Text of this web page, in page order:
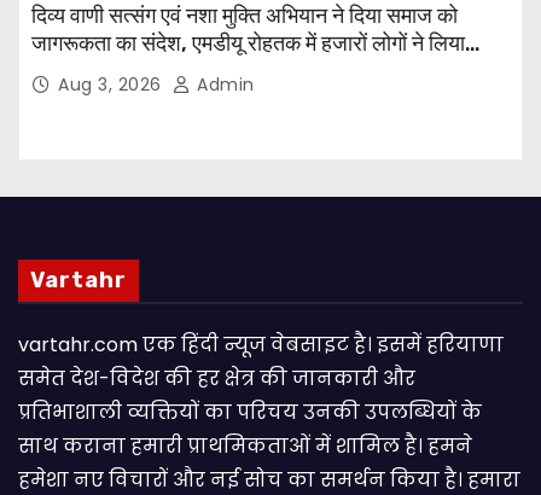
दिव्य वाणी सत्संग एवं नशा मुक्ति अभियान ने दिया समाज को
जागरूकता का संदेश, एमडीयू रोहतक में हजारों लोगों ने लिया
संकल्पAug 3, 2026 Admin
Vartahr
vartahr.com एक हिंदी न्यूज वेबसाइट है। इसमें हरियाणा
समेत देश-विदेश की हर क्षेत्र की जानकारी और
प्रतिभाशाली व्यक्तियों का परिचय उनकी उपलब्धियों के
साथ कराना हमारी प्राथमिकताओं में शामिल है। हमने
हमेशा नए विचारों और नई सोच का समर्थन किया है। हमारा